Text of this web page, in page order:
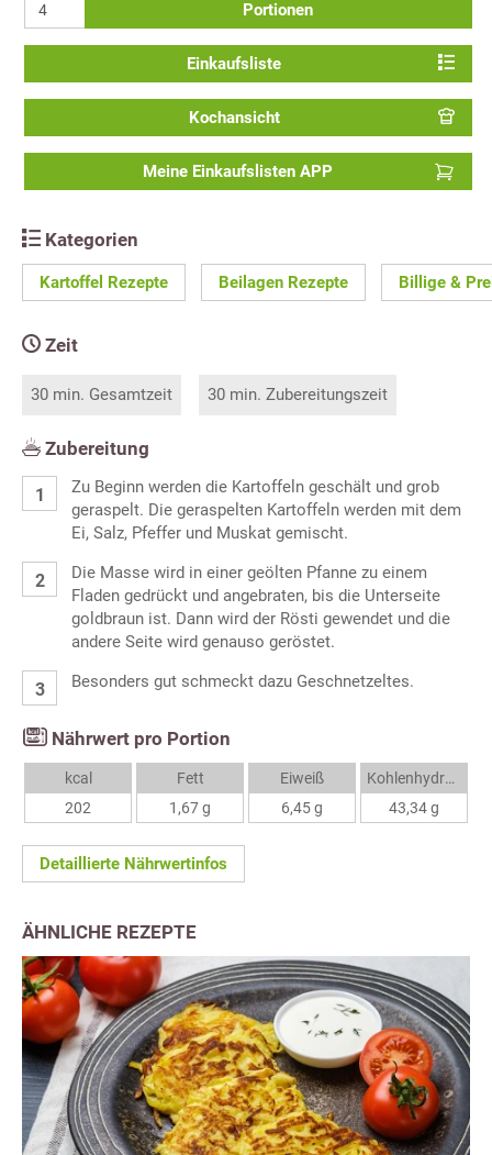
Portionen
Einkaufsliste
Kochansicht
Meine Einkaufslisten APP
Kategorien
Kartoffel Rezepte Beilagen Rezepte Billige &
Zeit
30 min. Gesamtzeit 30 min. Zubereitungszeit
Zubereitung
Zu Beginn werden die Kartoffeln geschält und grob
geraspelt. Die geraspelten Kartoffeln werden mit dem
Ei, Salz, Pfeffer und Muskat gemischt.
Die Masse wird in einer geölten Pfanne zu einem
Fladen gedrückt und angebraten, bis die Unterseite
goldbraun ist. Dann wird der Rösti gewendet und die
andere Seite wird genauso geröstet.
Besonders gut schmeckt dazu Geschnetzeltes.
Nährwert pro Portion
kcal
202
Fett
1,67 g
Eiweiß
6,45 g
Kohlenhydrate
43,34 g
Detaillierte Nährwertinfos
ÄHNLICHE REZEPTE